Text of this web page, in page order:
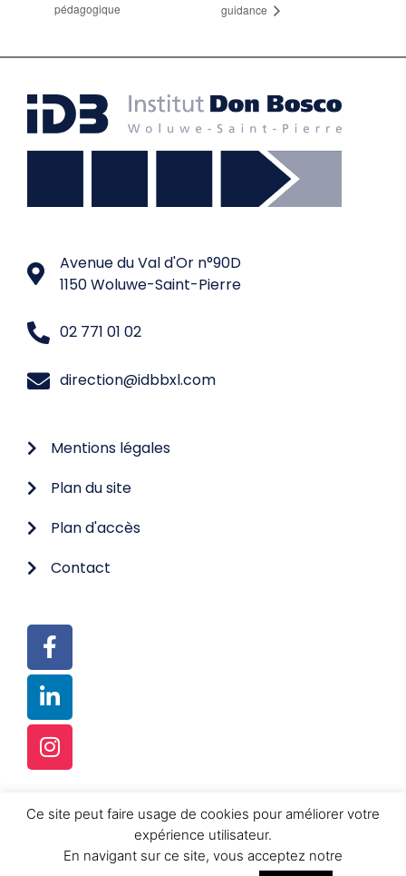
pédagogique
guidance
Avenue du Val d'Or n°90D
1150 Woluwe-Saint-Pierre
02 771 01 02
direction@idbbxl.com
Mentions légales
Plan du site
Plan d'accès
Contact
© TOUS DROITS RÉSERVÉS
RÉALISATION :
FUSION-K SRL
Ce site peut faire usage de cookies pour améliorer votre
expérience utilisateur.
En navigant sur ce site, vous acceptez notre